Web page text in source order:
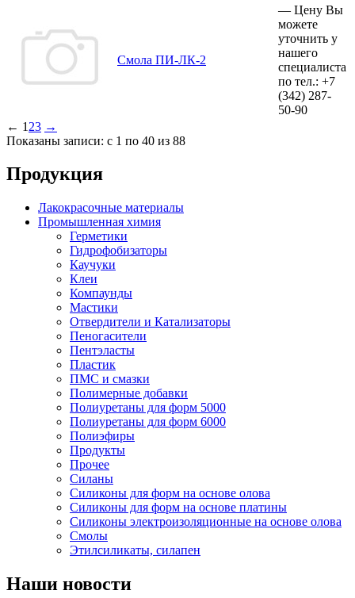
Смола ПИ-ЛК-2
— Цену Вы
можете
уточнить у
нашего
специалиста
по тел.: +7
(342) 287-
50-90
← 1 23 →
Показаны записи: с 1 по 40 из 88
Продукция
Лакокрасочные материалы
Промышленная химия
Герметики
Гидрофобизаторы
Каучуки
Клеи
Компаунды
Мастики
Отвердители и Катализаторы
Пеногасители
Пентэласты
Пластик
ПМС и смазки
Полимерные добавки
Полиуретаны для форм 5000
Полиуретаны для форм 6000
Полиэфиры
Продукты
Прочее
Силаны
Силиконы для форм на основе олова
Силиконы для форм на основе платины
Силиконы электроизоляционные на основе олова
Смолы
Этилсиликаты, силапен
Наши новости